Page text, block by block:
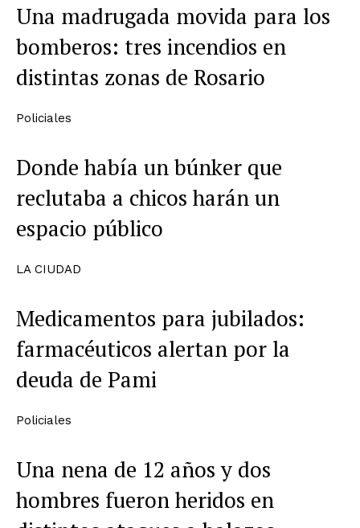
Una madrugada movida para los
bomberos: tres incendios en
distintas zonas de Rosario
Policiales
Donde había un búnker que
reclutaba a chicos harán un
espacio público
LA CIUDAD
Medicamentos para jubilados:
farmacéuticos alertan por la
deuda de Pami
Policiales
Una nena de 12 años y dos
hombres fueron heridos en